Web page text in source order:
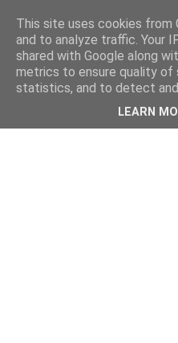
This site uses cookies
and to analyze traffic. Your
shared with Google along
metrics to ensure quality of
statistics, and to detect and
LEARN